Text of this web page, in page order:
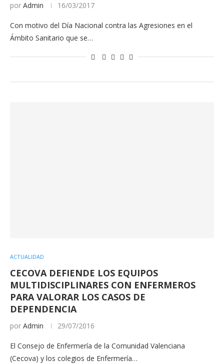
por Admin 16/03/2017
Con motivo del Día Nacional contra las Agresiones en el
Ámbito Sanitario que se…
ACTUALIDAD
CECOVA DEFIENDE LOS EQUIPOS
MULTIDISCIPLINARES CON ENFERMEROS
PARA VALORAR LOS CASOS DE
DEPENDENCIA
por Admin 29/07/2016
El Consejo de Enfermería de la Comunidad Valenciana
(Cecova) y los colegios de Enfermería…